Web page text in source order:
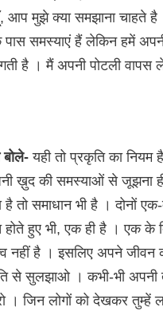
आप मुझे क्या समझाना चाहते है
समस्याएं हैं लेकिन हमें
है । मैं अपनी पोटली
बोले-यही तो प्रकृति का नियम
ख़ुद की समस्याओं से जूझना
है तो समाधान भी है । दोनों
होते हुए भी, एक ही है । एक के
नहीं है । इसलिए अपने जीवन
से सुलझाओ । कभी-भी अपनी
। जिन लोगों को देखकर तुम्हें